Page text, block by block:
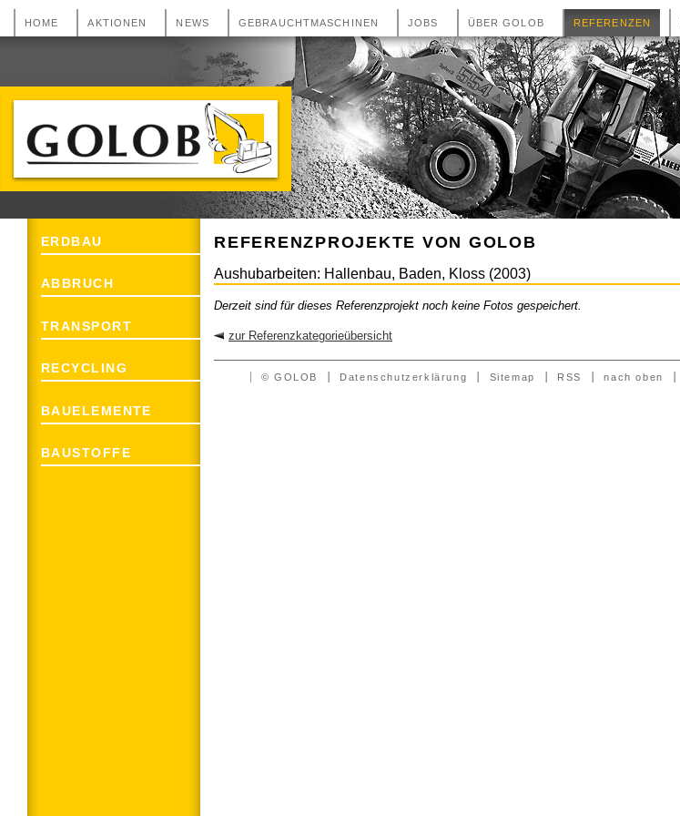
HOME AKTIONEN NEWS GEBRAUCHTMASCHINEN JOBS ÜBER GOLOB REFERENZEN
GOLOB Erdbau, Abbruch, Transport und
Recycling aus 2493 Lichtenwörth
ERDBAU
ABBRUCH
TRANSPORT
RECYCLING
BAUELEMENTE
BAUSTOFFE
REFERENZPROJEKTE VON GOLOB
Aushubarbeiten: Hallenbau, Baden, Kloss (2003)
Derzeit sind für dieses Referenzprojekt noch keine Fotos gespeichert.
zur Referenzkategorieübersicht
© GOLOB Datenschutzerklärung Sitemap RSS nach oben